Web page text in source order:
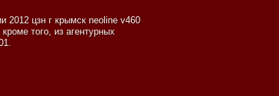
2012 цзн г крымск neoline v460
того, из агентурных